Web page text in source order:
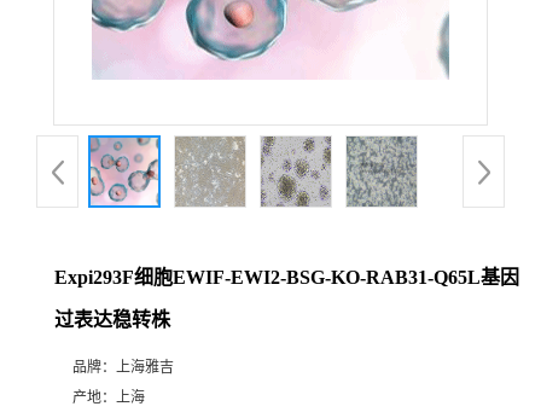
Expi293F细胞EWIF-EWI2-BSG-KO-RAB31-Q65L基因
过表达稳转株
品牌： 上海雅吉
产地： 上海